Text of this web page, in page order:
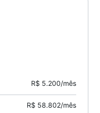
R$ 5.200/mês
R$ 58.802/mês